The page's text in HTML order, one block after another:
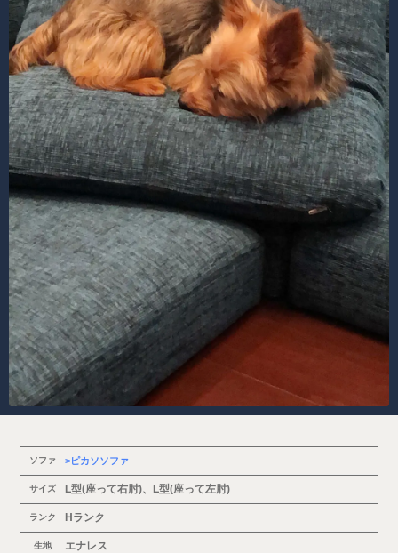
ソファ ピカソソファ
サイズ L型(座って右肘)、L型(座って左肘)
ランク Hランク
生地 エナレス